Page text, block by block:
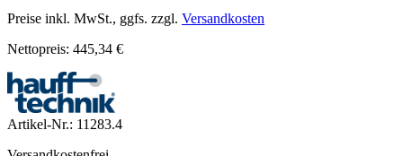
Preise inkl. MwSt., ggfs. zzgl. Versandkosten
Nettopreis: 445,34 €
Artikel-Nr.: 11283.4